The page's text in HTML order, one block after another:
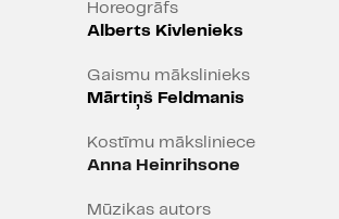
risina priekšā nākošos
Vārnu ielas republikā iet gana
lustīgi. Pa riktīgam.
Iestudējumu atbalsta
Horeogrāfs
Alberts Kivlenieks
Gaismu mākslinieks
Mārtiņš Feldmanis
Kostīmu māksliniece
Anna Heinrihsone
Mūzikas autors